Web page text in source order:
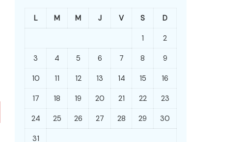
L M M J V S D
1 2
3 4 5 6 7 8 9
10 11 12 13 14 15 16
17 18 19 20 21 22 23
24 25 26 27 28 29 30
31